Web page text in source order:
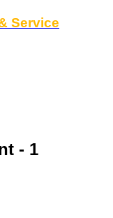
Service
- 1